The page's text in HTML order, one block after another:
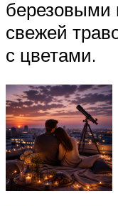
березовыми
свежей
с цветами.